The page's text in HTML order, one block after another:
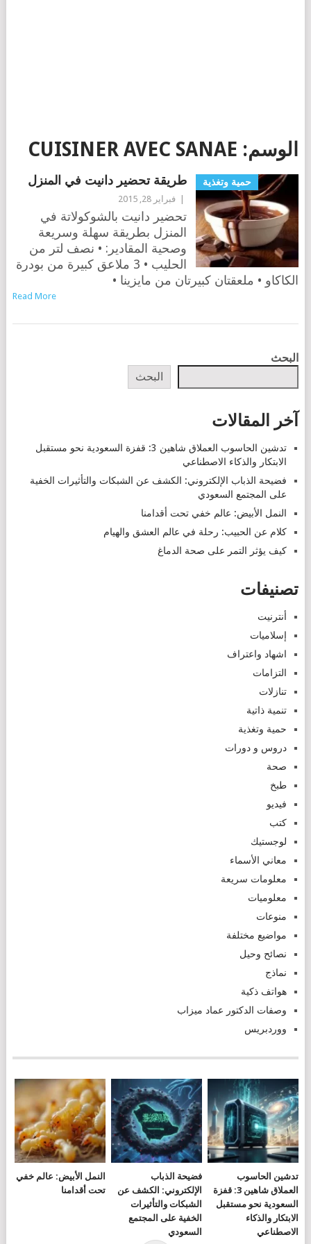
الوسم: CUISINER AVEC SANAE
حمية وتغذية طريقة تحضير دانيت في المنزل
فبراير 28, 2015
تحضير دانيت بالشوكولاتة في
المنزل بطريقة سهلة وسريعة
وصحية المقادير: • نصف لتر من
الحليب • 3 ملاعق كبيرة من بودرة
الكاكاو • ملعقتان كبيرتان من مايزينا •
Read More
POSTS
البحث
البحث
آخر المقالات
تدشين الحاسوب العملاق شاهين 3: قفزة السعودية نحو مستقبل
الابتكار والذكاء الاصطناعي
فضيحة الذباب الإلكتروني: الكشف عن الشبكات والتأثيرات الخفية
على المجتمع السعودي
النمل الأبيض: عالم خفي تحت أقدامنا
كلام عن الحبيب: رحلة في عالم العشق والهيام
كيف يؤثر التمر على صحة الدماغ
تصنيفات
أنترنيت
إسلاميات
اشهاد واعتراف
التزامات
تنازلات
تنمية ذاتية
حمية وتغذية
دروس و دورات
صحة
طبخ
فيديو
كتب
لوجستيك
معاني الأسماء
معلومات سريعة
معلوميات
منوعات
مواضيع مختلفة
نصائح وحيل
نماذج
هواتف ذكية
وصفات الدكتور عماد ميزاب
ووردبريس
تدشين الحاسوب
العملاق شاهين 3: قفزة
السعودية نحو مستقبل
الابتكار والذكاء
الاصطناعي
فضيحة الذباب
الإلكتروني: الكشف عن
الشبكات والتأثيرات
الخفية على المجتمع
السعودي
النمل الأبيض: عالم خفي
تحت أقدامنا